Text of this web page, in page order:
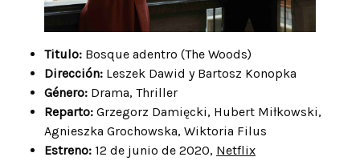
Titulo: Bosque adentro (The Woods)
Dirección: Leszek Dawid y Bartosz Konopka
Género: Drama, Thriller
Reparto: Grzegorz Damięcki, Hubert Miłkowski,
Agnieszka Grochowska, Wiktoria Filus
Estreno: 12 de junio de 2020, Netflix